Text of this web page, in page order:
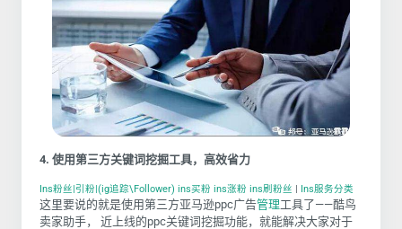
4. 使用第三方关键词挖掘工具，高效省力
Ins粉丝|引粉|(ig追踪\Follower) ins买粉 ins涨粉 ins刷粉丝 | Ins服务分类
这里要说的就是使用第三方亚马逊ppc广告管理工具了——酷鸟
卖家助手， 近上线的ppc关键词挖掘功能，就能解决大家对于